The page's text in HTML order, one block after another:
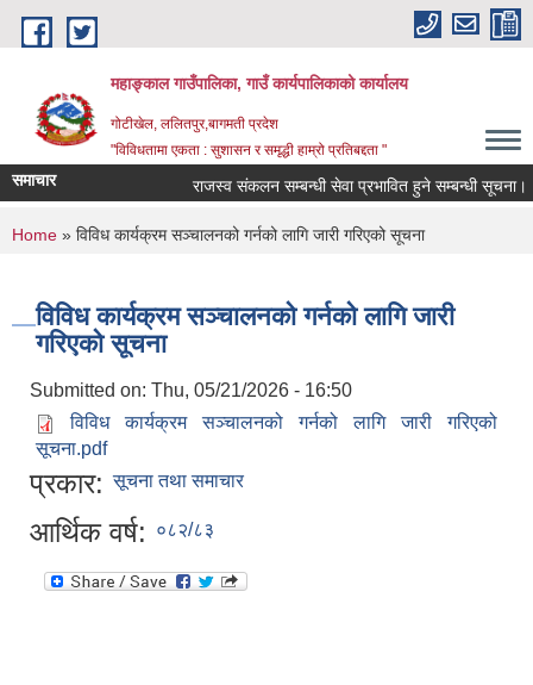
Skip to main content
महाङ्काल गाउँपालिका, गाउँ कार्यपालिकाको कार्यालय
गोटीखेल, ललितपुर,बागमती प्रदेश
"विविधतामा एकता : सुशासन र समृद्धी हाम्रो प्रतिबद्दता "
समाचार राजस्व संकलन सम्बन्धी सेवा प्रभावित हुने सम्बन्धी सूचना।
You are here
Home » विविध कार्यक्रम सञ्चालनको गर्नको लागि जारी गरिएको सूचना
विविध कार्यक्रम सञ्चालनको गर्नको लागि जारी
गरिएको सूचना
Submitted on: Thu, 05/21/2026 - 16:50
विविध कार्यक्रम सञ्चालनको गर्नको लागि जारी गरिएको
सूचना.pdf
प्रकार: सूचना तथा समाचार
आर्थिक वर्ष: ०८२/८३